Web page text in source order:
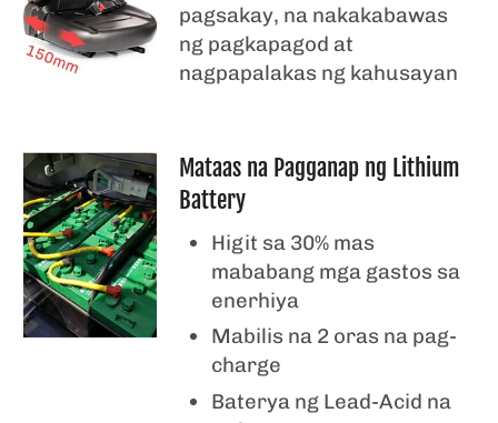
pagsakay, na nakakabawas
ng pagkapagod at
nagpapalakas ng kahusayan
Mataas na Pagganap ng Lithium
Battery
Higit sa 30% mas
mababang mga gastos sa
enerhiya
Mabilis na 2 oras na pag-
charge
Baterya ng Lead-Acid na